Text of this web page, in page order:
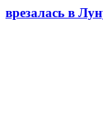
врезалась в